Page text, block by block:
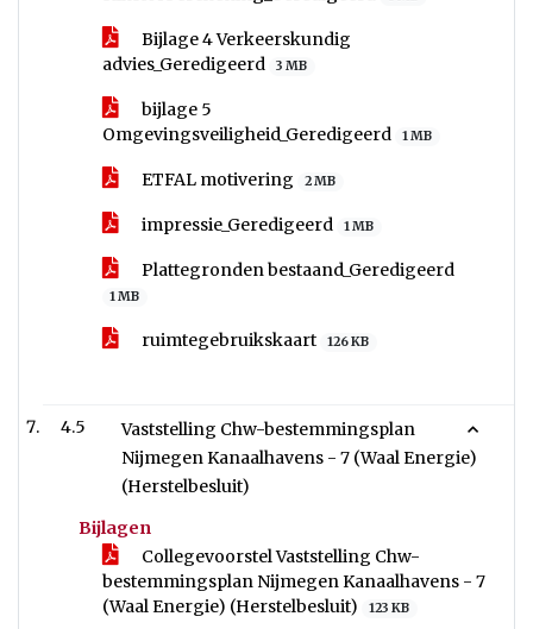
Bijlage 4 Verkeerskundig
advies_Geredigeerd
3 MB
bijlage 5
Omgevingsveiligheid_Geredigeerd
1 MB
ETFAL motivering 2 MB
impressie_Geredigeerd 1 MB
Plattegronden bestaand_Geredigeerd
1 MB
ruimtegebruikskaart 126 KB
4.5
Vaststelling Chw-bestemmingsplan
Nijmegen Kanaalhavens - 7 (Waal Energie)
(Herstelbesluit)
Bijlagen
Collegevoorstel Vaststelling Chw-
bestemmingsplan Nijmegen Kanaalhavens - 7
(Waal Energie) (Herstelbesluit)
123 KB